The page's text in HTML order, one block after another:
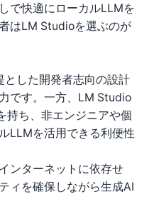
で快適にローカルLLMを
はLM Studioを選ぶのが
とした開発者志向の設計
です。一方、LM Studio
持ち、非エンジニアや個
LLMを活用できる利便性
ンターネットに依存せ
ィを確保しながら生成AI